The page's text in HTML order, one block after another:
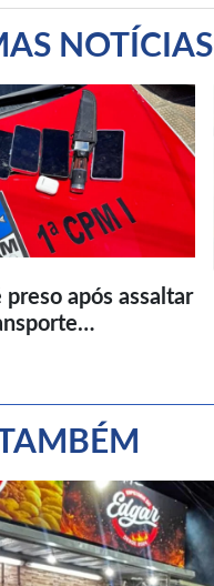
NOTÍCIAS
preso após assaltar